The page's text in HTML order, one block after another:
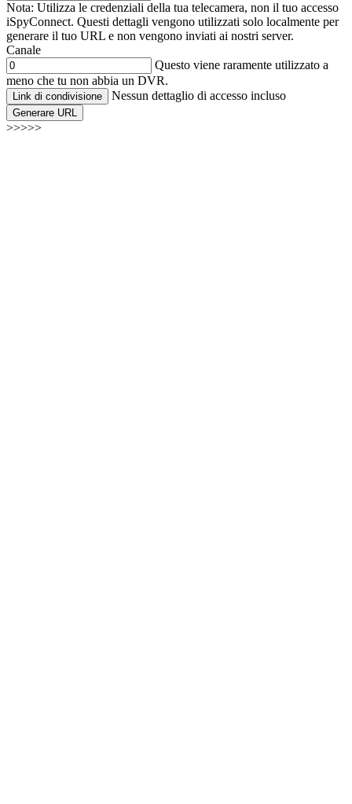
Nota: Utilizza le credenziali della tua telecamera, non il tuo accesso
iSpyConnect. Questi dettagli vengono utilizzati solo localmente per
generare il tuo URL e non vengono inviati ai nostri server.
Canale
Questo viene raramente utilizzato a
meno che tu non abbia un DVR.
Link di condivisione Nessun dettaglio di accesso incluso
Generare URL
>>>>>